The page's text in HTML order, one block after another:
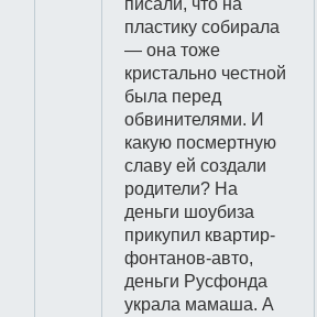
писали, что на
пластику собирала
— она тоже
кристально честной
была перед
обвинителями. И
какую посмертную
славу ей создали
родители? На
деньги шоубиза
прикупил квартир-
фонтанов-авто,
деньги Русфонда
украла мамаша. А